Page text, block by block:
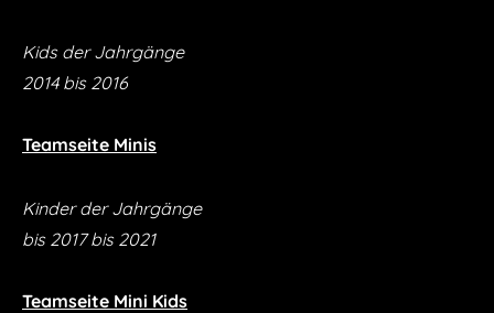
Kids der Jahrgänge
2014 bis 2016
Teamseite Minis
Kinder der Jahrgänge
​bis 2017 bis 2021
Teamseite Mini Kids